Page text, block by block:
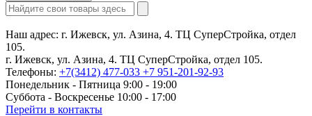
Наш адрес: г. Ижевск, ул. Азина, 4. ТЦ СуперСтройка, отдел
105.
г. Ижевск, ул. Азина, 4. ТЦ СуперСтройка, отдел 105.
Телефоны: +7(3412) 477-033 +7 951-201-92-93
Понедельник - Пятница 9:00 - 19:00
Суббота - Воскресенье 10:00 - 17:00
Перейти в контакты